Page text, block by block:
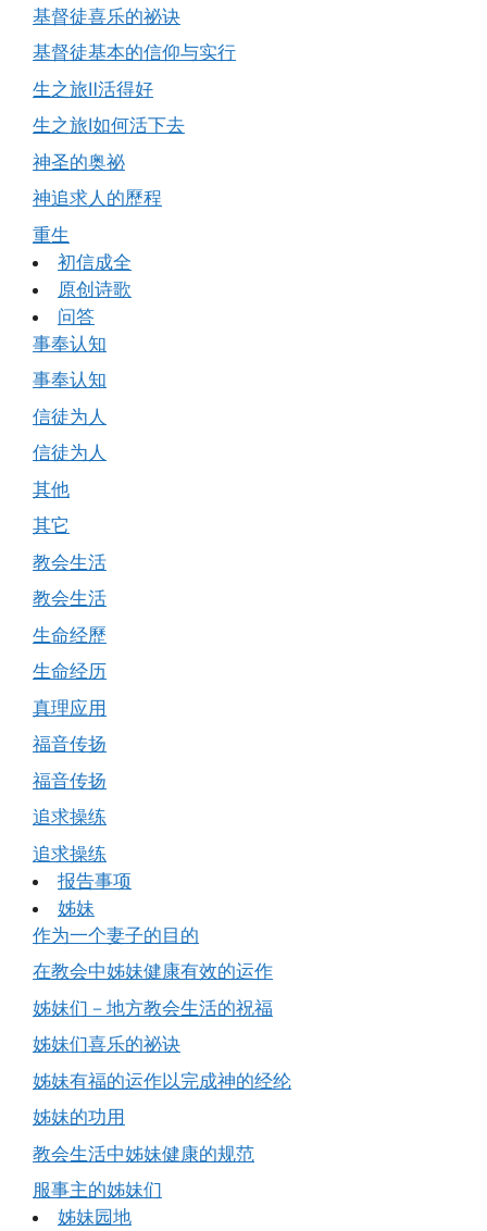
基督徒喜乐的祕诀
基督徒基本的信仰与实行
生之旅Ⅱ活得好
生之旅Ⅰ如何活下去
神圣的奥祕
神追求人的歷程
重生
初信成全
原创诗歌
问答
事奉认知
事奉认知
信徒为人
信徒为人
其他
其它
教会生活
教会生活
生命经歷
生命经历
真理应用
福音传扬
福音传扬
追求操练
追求操练
报告事项
姊妹
作为一个妻子的目的
在教会中姊妹健康有效的运作
姊妹们－地方教会生活的祝福
姊妹们喜乐的祕诀
姊妹有福的运作以完成神的经纶
姊妹的功用
教会生活中姊妹健康的规范
服事主的姊妹们
姊妹园地